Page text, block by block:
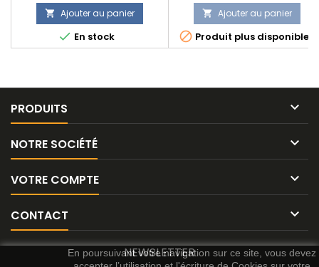
 Ajouter au panier
 En stock
 Ajouter au panier
 Produit plus disponible
PRODUITS 
NOTRE SOCIÉTÉ 
VOTRE COMPTE 
CONTACT 
En poursuivant votre navigation sur ce site, vous devez
NEWSLETTER